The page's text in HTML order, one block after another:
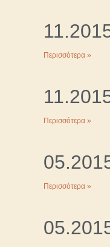
Περισσότερα »
Περισσότερα »
Περισσότερα »